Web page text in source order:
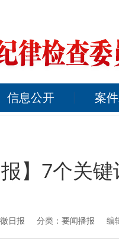
信息公开 案
报】7个关
日报 分类：要闻播报 编